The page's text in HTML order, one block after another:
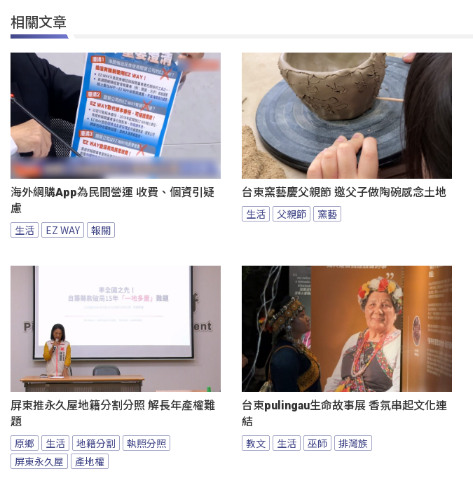
相關文章
海外網購App為民間營運 收費、個資引疑
慮
生活 EZ WAY 報關
台東窯藝慶父親節 邀父子做陶碗感念土地
生活 父親節 窯藝
屏東推永久屋地籍分割分照 解長年產權難
題
原鄉 生活 地籍分割
執照分照
屏東永久屋
產地權
台東pulingau生命故事展 香氛串起文化連
結
教文 生活 巫師 排灣族